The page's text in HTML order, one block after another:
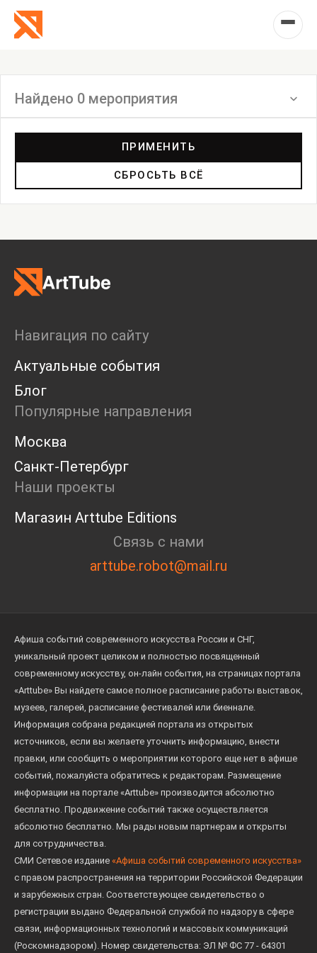
Найдено 0 мероприятия
Дискуссия
Пост-релиз
Пресс-конференция
Ярмарка
Open call
Экскурсия
Дискуссия
Cosmoscow 2024
Blazar 2024
Встречи
Круглый стол
ПРИМЕНИТЬ
СБРОСЬТЬ ВСЁ
Навигация по сайту
Актуальные события
Блог
Популярные направления
Москва
Санкт-Петербург
Наши проекты
Магазин Arttube Editions
Связь с нами
arttube.robot@mail.ru
Афиша событий современного искусства России и СНГ,
уникальный проект целиком и полностью посвященный
современному искусству, он-лайн события, на страницах портала
«Arttube» Вы найдете самое полное расписание работы выставок,
музеев, галерей, расписание фестивалей или биеннале.
Информация собрана редакцией портала из открытых
источников, если вы желаете уточнить информацию, внести
правки, или сообщить о мероприятии которого еще нет в афише
событий, пожалуйста обратитесь к редакторам. Размещение
информации на портале «Arttube» производится абсолютно
бесплатно. Продвижение событий также осуществляется
абсолютно бесплатно. Мы рады новым партнерам и открыты
для сотрудничества.
СМИ Сетевое издание «Афиша событий современного искусства»
с правом распространения на территории Российской Федерации
и зарубежных стран. Соответствующее свидетельство о
регистрации выдано Федеральной службой по надзору в сфере
связи, информационных технологий и массовых коммуникаций
(Роскомнадзором). Номер свидетельства: ЭЛ № ФС 77 - 64301